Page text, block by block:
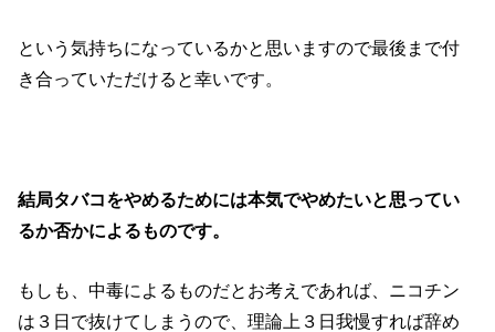
という気持ちになっているかと思いますので最後まで付
き合っていただけると幸いです。
結局タバコをやめるためには本気でやめたいと思ってい
るか否かによるものです。
もしも、中毒によるものだとお考えであれば、ニコチン
は３日で抜けてしまうので、理論上３日我慢すれば辞め